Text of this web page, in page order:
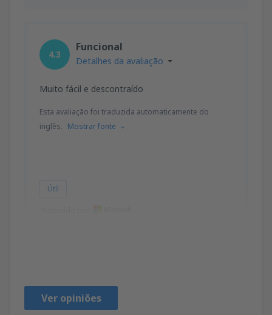
4.3
Funcional
Detalhes da avaliação
Muito fácil e descontraído
Esta avaliação foi traduzida automaticamente do
inglês. Mostrar fonte
Útil
Ver opiniões